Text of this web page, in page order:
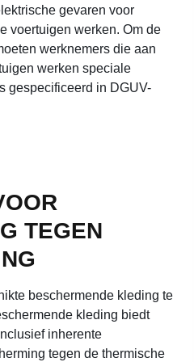
gevaren voor
voertuigen werken. Om de
werknemers die aan
werken speciale
gespecificeerd in DGUV-
TEGEN
beschermende kleding te
kleding biedt
inherente
tegen de thermische